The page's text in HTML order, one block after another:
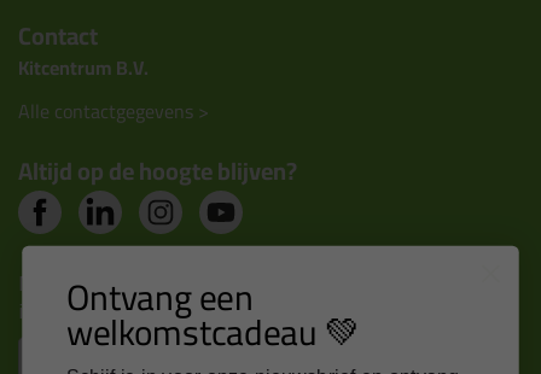
Contact
Kitcentrum B.V.
Alle contactgegevens >
Altijd op de hoogte blijven?
Nieuws, tips en exclusieve deals rechtstreeks in je
inbox Ontvang een
welkomstcadeau 💚